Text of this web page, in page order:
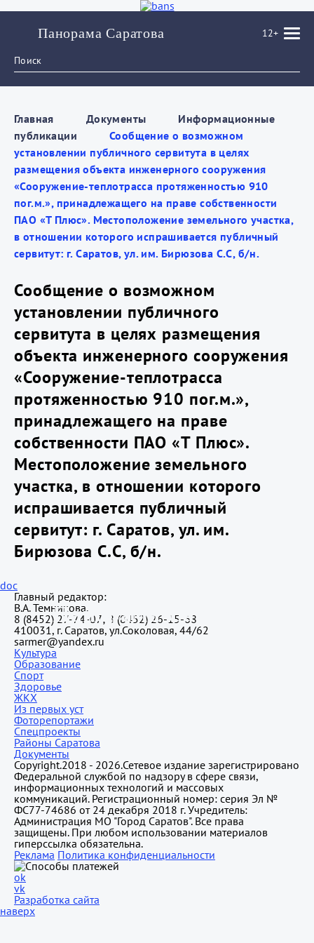
Панорама Саратова 12+
Главная Документы
Информационные
публикации
Сообщение о возможном
установлении публичного сервитута в целях
размещения объекта инженерного сооружения
«Сооружение-теплотрасса протяженностью 910
пог.м.», принадлежащего на праве собственности
ПАО «Т Плюс». Местоположение земельного участка,
в отношении которого испрашивается публичный
сервитут: г. Саратов, ул. им. Бирюзова С.С, б/н.
Сообщение о возможном
установлении публичного
сервитута в целях размещения
объекта инженерного сооружения
«Сооружение-теплотрасса
протяженностью 910 пог.м.»,
принадлежащего на праве
собственности ПАО «Т Плюс».
Местоположение земельного
участка, в отношении которого
испрашивается публичный
сервитут: г. Саратов, ул. им.
Бирюзова С.С, б/н.
doc
Панорама Саратова
Главный редактор:
В.А. Темникова.
8 (8452) 27-74-07; 8 (8452) 26-15-68
410031, г. Саратов, ул.Соколовая, 44/62
sarmer@yandex.ru
Культура
Образование
Спорт
Здоровье
ЖКХ
Из пеpвых уст
Фоторепортажи
Спецпроекты
Районы Саратова
Документы
Copyright.2018 - 2026.Сетевое издание зарегистрировано
Федеральной службой по надзору в сфере связи,
информационных технологий и массовых
коммуникаций. Регистрационный номер: серия Эл №
ФС77-74686 от 24 декабря 2018 г. Учредитель:
Администрация МО "Город Саратов". Все права
защищены. При любом использовании материалов
гиперссылка обязательна.
Реклама Политика конфиденциальности
ok
vk
Разработка сайта
наверх